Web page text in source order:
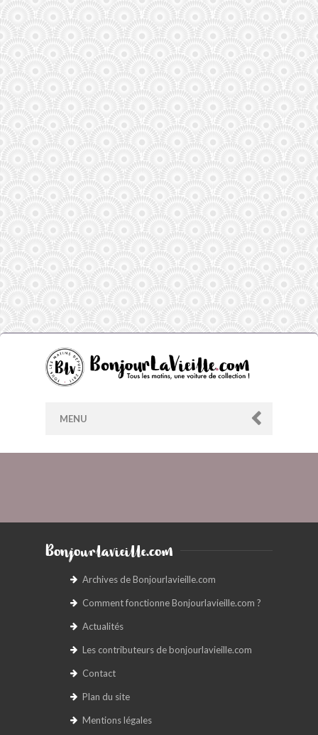
MENU
BONJOURLAVIEILLE ?
COMMENT FONCTIONNE BLV ?
Bonjourlavieille.com
Archives de Bonjourlavieille.com
Comment fonctionne Bonjourlavieille.com ?
Actualités
Les contributeurs de bonjourlavieille.com
Contact
Plan du site
Mentions légales